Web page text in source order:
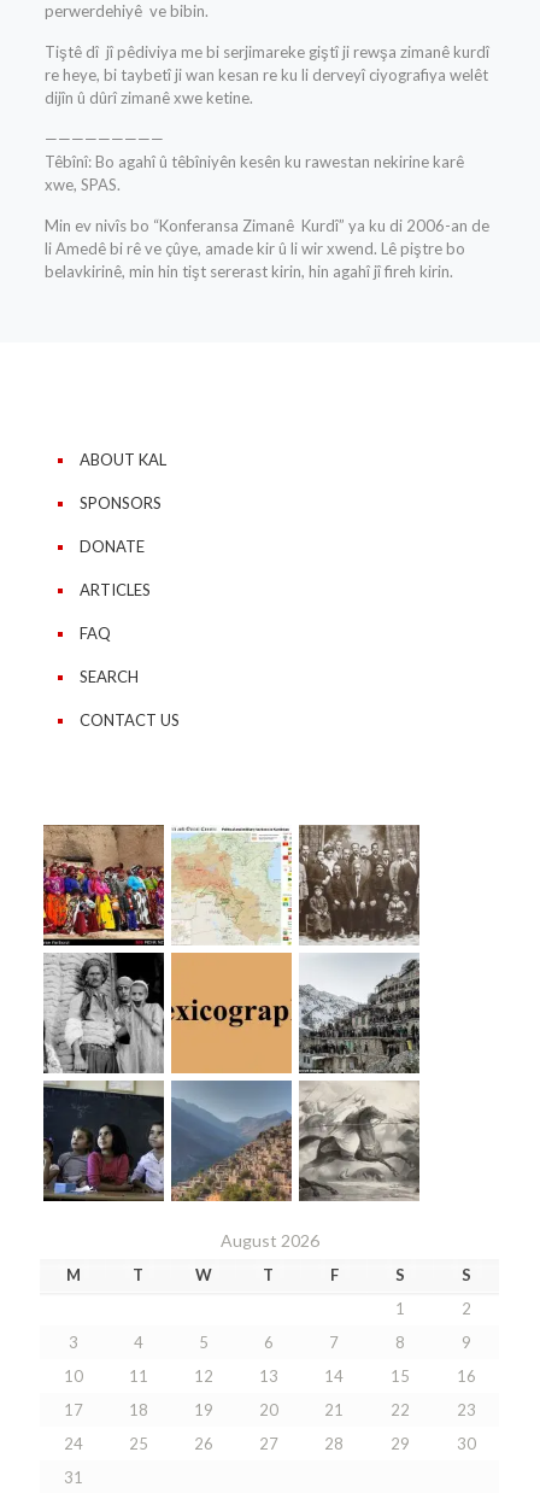
perwerdehiyê ve bibin.
Tiştê dî jî pêdiviya me bi serjimareke giştî ji rewşa zimanê kurdî
re heye, bi taybetî ji wan kesan re ku li derveyî ciyografiya welêt
dijîn û dûrî zimanê xwe ketine.
—————————
Têbînî: Bo agahî û têbîniyên kesên ku rawestan nekirine karê
xwe, SPAS.
Min ev nivîs bo “Konferansa Zimanê Kurdî” ya ku di 2006-an de
li Amedê bi rê ve çûye, amade kir û li wir xwend. Lê piştre bo
belavkirinê, min hin tişt sererast kirin, hin agahî jî fireh kirin.
ABOUT KAL
SPONSORS
DONATE
ARTICLES
FAQ
SEARCH
CONTACT US
August 2026
M T W T F S
S
1
2
3
4 5 6 7 8
9
10
11 12 13 14 15
16
17
18 19 20 21 22
23
24
25 26 27 28 29
30
31